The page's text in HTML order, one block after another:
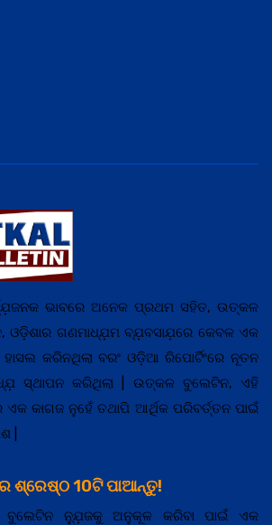
ଭାବରେ ଅନେକ ପ୍ରଥମ ସହିତ, ଉତ୍କଳ
ଓଡ଼ିଶାର ଗଣମାଧ୍ଯ଼ମ ବ୍ଯ଼ବସାଯ଼ରେ କେବଳ ଏକ
କରିନଥିଲା ବରଂ ଓଡ଼ିଆ ରିପୋର୍ଟିଂରେ ନୂତନ
ସ୍ଥାପନ କରିଥିଲା | ଉତ୍କଳ ବୁଲେଟିନ, ଏହି
କାଗଜ ନୁହେଁ ତଥାପି ଆର୍ଥିକ ପରିବର୍ତ୍ତନ ପାଇଁ
|
ଶ୍ରେଷ୍ଠ 10ଟି ପାଆନ୍ତୁ!
ନ୍ଯ଼ୁଜକୁ ଅନୁକୂଳ କରିବା ପାଇଁ ଏକ